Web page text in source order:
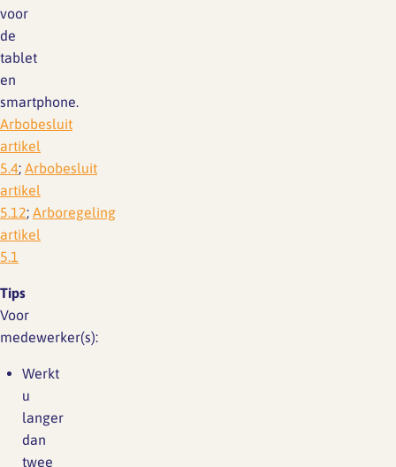
voor
de
tablet
en
smartphone.
Arbobesluit
artikel
5.4; Arbobesluit
artikel
5.12; Arboregeling
artikel
5.1
Tips
Voor
medewerker(s):
Werkt
u
langer
dan
twee